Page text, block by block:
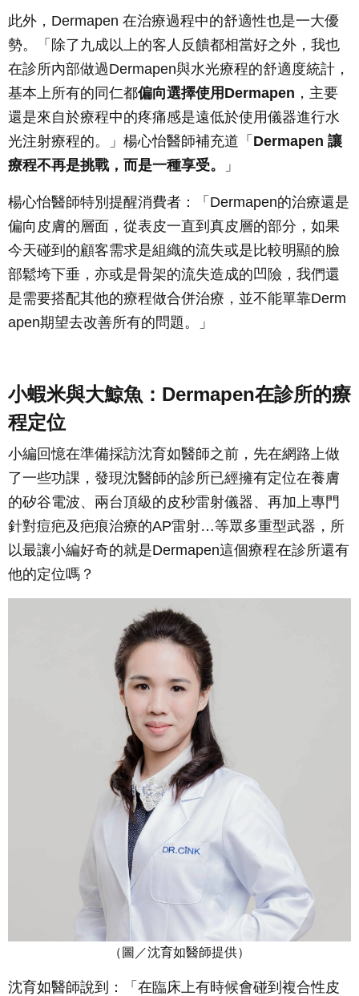
此外，Dermapen 在治療過程中的舒適性也是一大優
勢。「除了九成以上的客人反饋都相當好之外，我也
在診所內部做過Dermapen與水光療程的舒適度統計，
基本上所有的同仁都偏向選擇使用Dermapen ，主要
還是來自於療程中的疼痛感是遠低於使用儀器進行水
光注射療程的。」楊心怡醫師補充道「 Dermapen 讓
療程不再是挑戰，而是一種享受。
」
楊心怡醫師特別提醒消費者：「Dermapen的治療還是
偏向皮膚的層面，從表皮一直到真皮層的部分，如果
今天碰到的顧客需求是組織的流失或是比較明顯的臉
部鬆垮下垂，亦或是骨架的流失造成的凹險，我們還
是需要搭配其他的療程做合併治療，並不能單靠Derm
apen期望去改善所有的問題。」
小蝦米與大鯨魚：Dermapen在診所的療
程定位
小編回憶在準備採訪沈育如醫師之前，先在網路上做
了一些功課，發現沈醫師的診所已經擁有定位在養膚
的矽谷電波、兩台頂級的皮秒雷射儀器、再加上專門
針對痘疤及疤痕治療的AP雷射…等眾多重型武器，所
以最讓小編好奇的就是Dermapen這個療程在診所還有
他的定位嗎？
（圖／沈育如醫師提供）
沈育如醫師說到：「在臨床上有時候會碰到複合性皮